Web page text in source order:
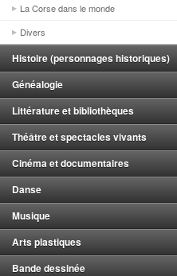
La Corse dans le monde
Divers
Histoire (personnages historiques)
Généalogie
Littérature et bibliothèques
Théâtre et spectacles vivants
Cinéma et documentaires
Danse
Musique
Arts plastiques
Bande dessinée